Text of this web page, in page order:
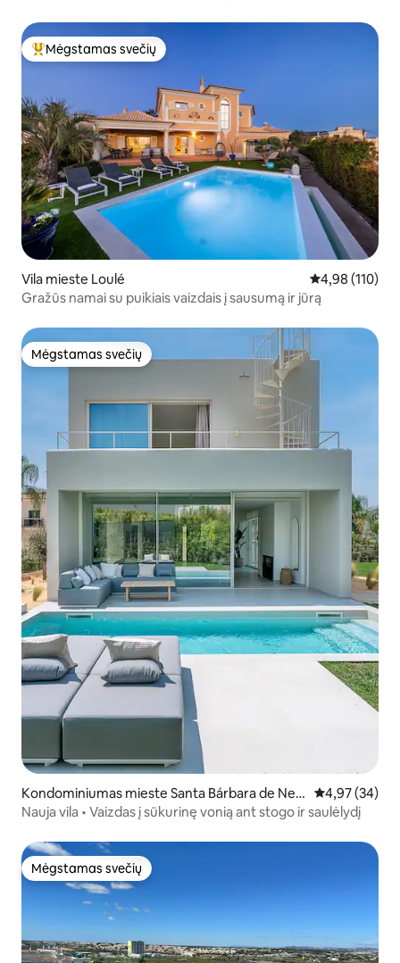
Svečių mėgstamiausias
Mėgstamas svečių
Vila mieste Loulé Vidutinis
4,98 (110)
Gražūs namai su puikiais vaizdais į sausumą ir jūrą
Mėgstamas svečių
Mėgstamas svečių
Kondominiumas mieste Santa Bárbara de Nex
e
Vidutinis
4,97 (34)
Nauja vila • Vaizdas į sūkurinę vonią ant stogo ir saulėlydį
Mėgstamas svečių
Mėgstamas svečių